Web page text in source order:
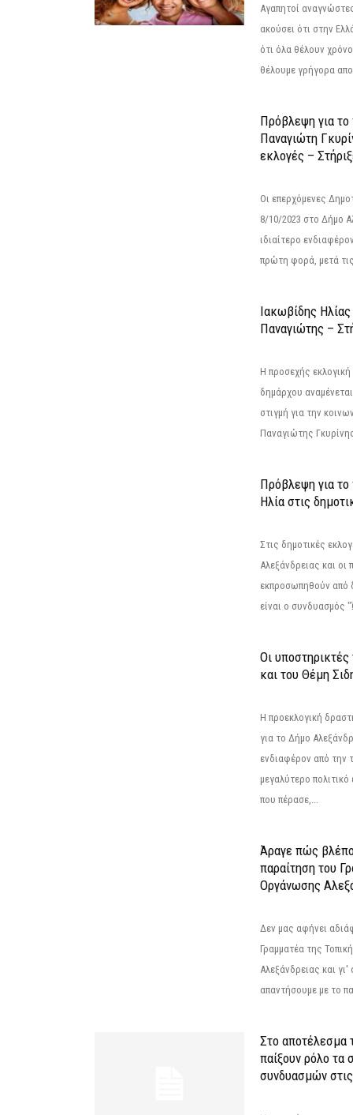
Αγαπητοί
ακούσει ότι στην
ότι όλα θέλουν
θέλουμε γρήγορα
Πρόβλεψη για
Παναγιώτη
εκλογές –
Οι επερχόμενες
8/10/2023 στο Δήμο
ιδιαίτερο
πρώτη φορά, μετά τις
Ιακωβίδης
Παναγιώτης –
Η προσεχής
δημάρχου
στιγμή για την
Παναγιώτης
Πρόβλεψη για
Ηλία στις
Στις δημοτικές
Αλεξάνδρειας και οι
εκπροσωπηθούν από
είναι ο συνδυασμός
Οι
και του Θέμη
Η προεκλογική
για το Δήμο
ενδιαφέρον από την
μεγαλύτερο
που πέρασε,...
Άραγε πώς
παραίτηση του
Οργάνωσης
Δεν μας αφήνει
Γραμματέα της
Αλεξάνδρειας και γι'
απαντήσουμε με το
Στο αποτέλεσμα
παίξουν ρόλο τα
συνδυασμών